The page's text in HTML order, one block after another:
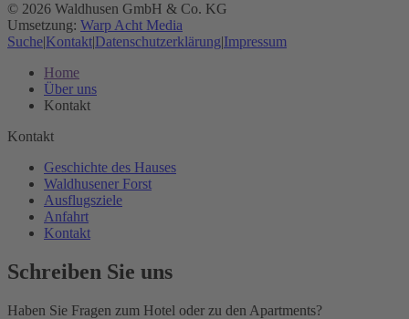
© 2026 Waldhusen GmbH & Co. KG
Umsetzung: Warp Acht Media
Suche|Kontakt|Datenschutzerklärung|Impressum
Home
Über uns
Kontakt
Kontakt
Geschichte des Hauses
Waldhusener Forst
Ausflugsziele
Anfahrt
Kontakt
Schreiben Sie uns
Haben Sie Fragen zum Hotel oder zu den Apartments?